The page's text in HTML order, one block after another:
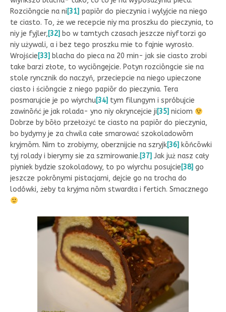
Rozciōngcie na ni[31] papiōr do pieczynia i wylyjcie na niego
te ciasto. To, że we recepcie niy ma proszku do pieczynia, to
niy je fyjler,[32] bo w tamtych czasach jeszcze niyftorzi go
niy używali, a i bez tego proszku mie to fajnie wyrosło.
Wrojście[33] blacha do pieca na 20 min- jak sie ciasto zrobi
take barzi złote, to wyciōngejcie. Potyn rozciōngcie sie na
stole ryncznik do naczyń, przeciepcie na niego upieczone
ciasto i ściōngcie z niego papiōr do pieczynia. Tera
posmarujcie je po wiyrchu[34] tym filungym i spróbujcie
zawinōńć je jak rolada- yno niy okryncejcie ji[35] niciom
Dobrze by bōło przełożyć te ciasto na papiōr do pieczynia,
bo bydymy je za chwila całe smarować szokoladowōm
kryjmōm. Nim to zrobiymy, oberznijcie na szryjk[36] kōńcōwki
tyj rolady i bierymy sie za szmirowanie.[37] Jak już nasz cały
piyniek bydzie szokoladowy, to po wiyrchu posujcie[38] go
jeszcze pokrōnymi pistacjami, dejcie go na trocha do
lodówki, żeby ta kryjma nōm stwardła i fertich. Smacznego